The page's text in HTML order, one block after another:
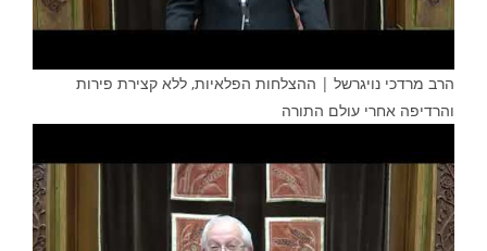
הרב מרדכי נויגרשל | ההצלחות הפלאיות, ללא קצירת פירות
והרדיפה אחרי עולם התורה